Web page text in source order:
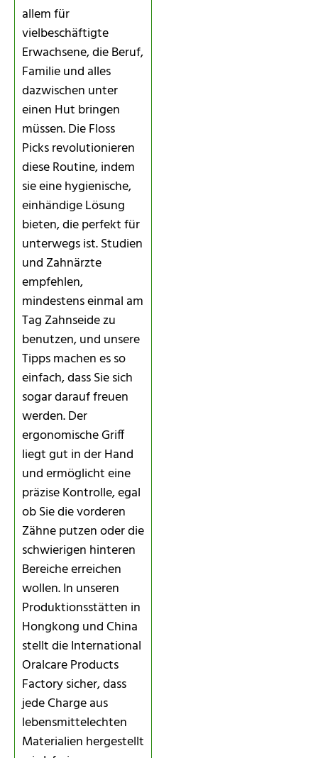
allem für
vielbeschäftigte
Erwachsene, die Beruf,
Familie und alles
dazwischen unter
einen Hut bringen
müssen. Die Floss
Picks revolutionieren
diese Routine, indem
sie eine hygienische,
einhändige Lösung
bieten, die perfekt für
unterwegs ist. Studien
und Zahnärzte
empfehlen,
mindestens einmal am
Tag Zahnseide zu
benutzen, und unsere
Tipps machen es so
einfach, dass Sie sich
sogar darauf freuen
werden. Der
ergonomische Griff
liegt gut in der Hand
und ermöglicht eine
präzise Kontrolle, egal
ob Sie die vorderen
Zähne putzen oder die
schwierigen hinteren
Bereiche erreichen
wollen. In unseren
Produktionsstätten in
Hongkong und China
stellt die International
Oralcare Products
Factory sicher, dass
jede Charge aus
lebensmittelechten
Materialien hergestellt